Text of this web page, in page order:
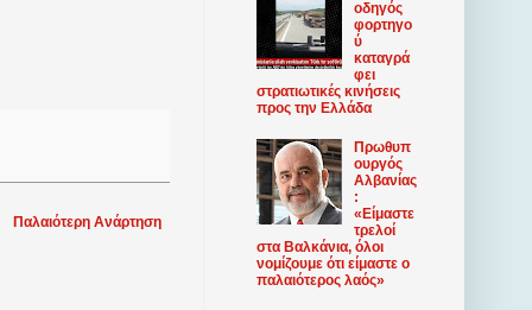
Παλαιότερη Ανάρτηση
οδηγός
φορτηγο
ύ
καταγρά
φει
στρατιωτικές κινήσεις
προς την Ελλάδα
Πρωθυπ
ουργός
Αλβανίας
:
«Είμαστε
τρελοί
στα Βαλκάνια, όλοι
νομίζουμε ότι είμαστε ο
παλαιότερος λαός»